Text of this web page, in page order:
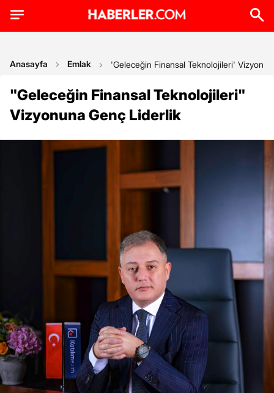
Anasayfa Emlak 'Geleceğin Finansal Teknolojileri'
"Geleceğin Finansal Teknolojileri"
Vizyonuna Genç Liderlik